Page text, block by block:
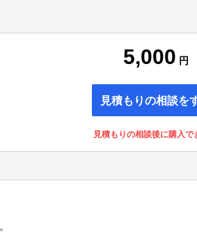
5,000 円
見積もりの相談を
見積もりの相談後に購入で